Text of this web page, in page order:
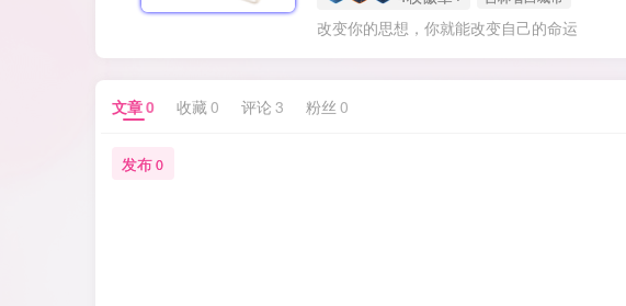
改变你的思想，你就能改变自己的命运
文章0 收藏0 评论 3 粉丝 0
发布0